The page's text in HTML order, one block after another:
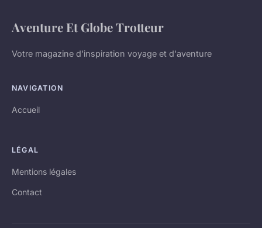
Aventure Et Globe Trotteur
Votre magazine d'inspiration voyage et d'aventure
NAVIGATION
Accueil
LÉGAL
Mentions légales
Contact